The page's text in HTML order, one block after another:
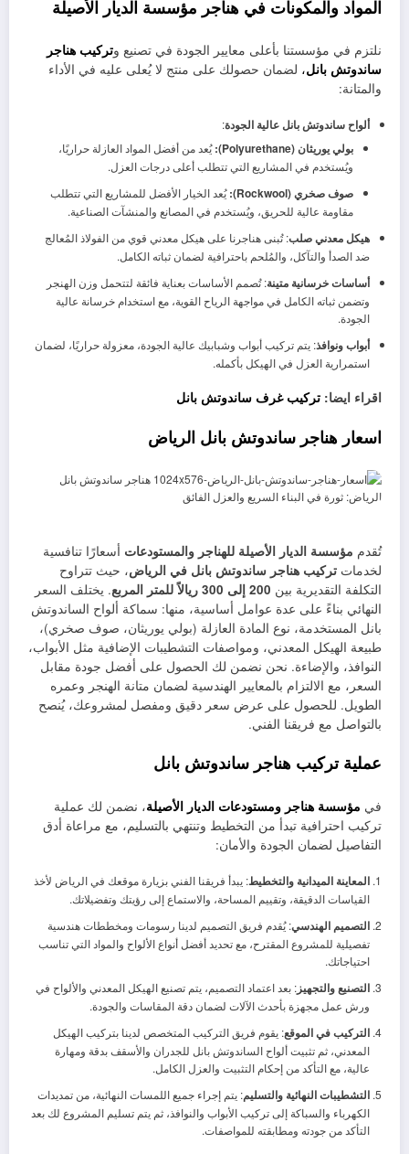
المواد والمكونات في هناجر مؤسسة الديار الأصيلة
نلتزم في مؤسستنا بأعلى معايير الجودة في تصنيع وتركيب هناجر
ساندوتش بانل، لضمان حصولك على منتج لا يُعلى عليه في الأداء
والمتانة:
ألواح ساندوتش بانل عالية الجودة:
بولي يوريثان (Polyurethane):
يُعد من أفضل المواد العازلة حراريًا،
ويُستخدم في المشاريع التي تتطلب أعلى درجات العزل.
صوف صخري (Rockwool):
يُعد الخيار الأفضل للمشاريع التي تتطلب
مقاومة عالية للحريق، ويُستخدم في المصانع والمنشآت الصناعية.
هيكل معدني صلب: تُبنى هناجرنا على هيكل معدني قوي من الفولاذ المُعالج
ضد الصدأ والتآكل، والمُلحم باحترافية لضمان ثباته الكامل.
أساسات خرسانية متينة: تُصمم الأساسات بعناية فائقة لتتحمل وزن الهنجر
وتضمن ثباته الكامل في مواجهة الرياح القوية، مع استخدام خرسانة عالية
الجودة.
أبواب ونوافذ: يتم تركيب أبواب وشبابيك عالية الجودة، معزولة حراريًا، لضمان
استمرارية العزل في الهيكل بأكمله.
اقراء ايضا: تركيب غرف ساندوتش بانل
اسعار هناجر ساندوتش بانل الرياض
تُقدم مؤسسة الديار الأصيلة للهناجر والمستودعات أسعارًا تنافسية
لخدمات تركيب هناجر ساندوتش بانل في الرياض، حيث تتراوح
التكلفة التقديرية بين 200 إلى 300 ريالاً للمتر المربع
. يختلف السعر
النهائي بناءً على عدة عوامل أساسية، منها: سماكة ألواح الساندوتش
بانل المستخدمة، نوع المادة العازلة (بولي يوريثان، صوف صخري)،
طبيعة الهيكل المعدني، ومواصفات التشطيبات الإضافية مثل الأبواب،
النوافذ، والإضاءة. نحن نضمن لك الحصول على أفضل جودة مقابل
السعر، مع الالتزام بالمعايير الهندسية لضمان متانة الهنجر وعمره
الطويل. للحصول على عرض سعر دقيق ومفصل لمشروعك، يُنصح
بالتواصل مع فريقنا الفني.
عملية تركيب هناجر ساندوتش بانل
في مؤسسة هناجر ومستودعات الديار الأصيلة، نضمن لك عملية
تركيب احترافية تبدأ من التخطيط وتنتهي بالتسليم، مع مراعاة أدق
التفاصيل لضمان الجودة والأمان:
المعاينة الميدانية والتخطيط: يبدأ فريقنا الفني بزيارة موقعك في الرياض لأخذ
القياسات الدقيقة، وتقييم المساحة، والاستماع إلى رؤيتك وتفضيلاتك.
التصميم الهندسي: يُقدم فريق التصميم لدينا رسومات ومخططات هندسية
تفصيلية للمشروع المقترح، مع تحديد أفضل أنواع الألواح والمواد التي تناسب
احتياجاتك.
التصنيع والتجهيز: بعد اعتماد التصميم، يتم تصنيع الهيكل المعدني والألواح في
ورش عمل مجهزة بأحدث الآلات لضمان دقة المقاسات والجودة.
التركيب في الموقع: يقوم فريق التركيب المتخصص لدينا بتركيب الهيكل
المعدني، ثم تثبيت ألواح الساندوتش بانل للجدران والأسقف بدقة ومهارة
عالية، مع التأكد من إحكام التثبيت والعزل الكامل.
التشطيبات النهائية والتسليم: يتم إجراء جميع اللمسات النهائية، من تمديدات
الكهرباء والسباكة إلى تركيب الأبواب والنوافذ، ثم يتم تسليم المشروع لك بعد
التأكد من جودته ومطابقته للمواصفات.